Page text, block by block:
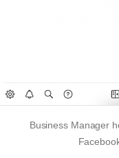
Business Manager